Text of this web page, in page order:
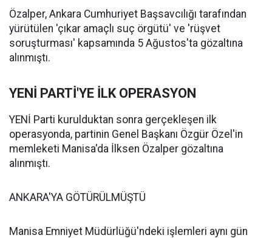
Özalper, Ankara Cumhuriyet Başsavcılığı tarafından
yürütülen 'çıkar amaçlı suç örgütü' ve 'rüşvet
soruşturması' kapsamında 5 Ağustos'ta gözaltına
alınmıştı.
YENİ PARTİ'YE İLK OPERASYON
YENİ Parti kurulduktan sonra gerçekleşen ilk
operasyonda, partinin Genel Başkanı Özgür Özel'in
memleketi Manisa'da İlksen Özalper gözaltına
alınmıştı.
ANKARA'YA GÖTÜRÜLMÜŞTÜ
Manisa Emniyet Müdürlüğü'ndeki işlemleri aynı gün